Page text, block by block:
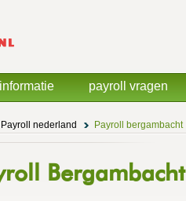
Payroll nederland Payroll bergambacht
Bergambacht
payroll vragen